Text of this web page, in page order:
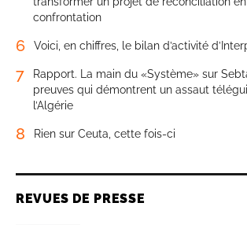
confrontation
6 Voici, en chiffres, le bilan d’activité
7
Rapport. La main du «Système» sur
preuves qui démontrent un assaut
l’Algérie
8 Rien sur Ceuta, cette fois-ci
REVUES DE PRESSE